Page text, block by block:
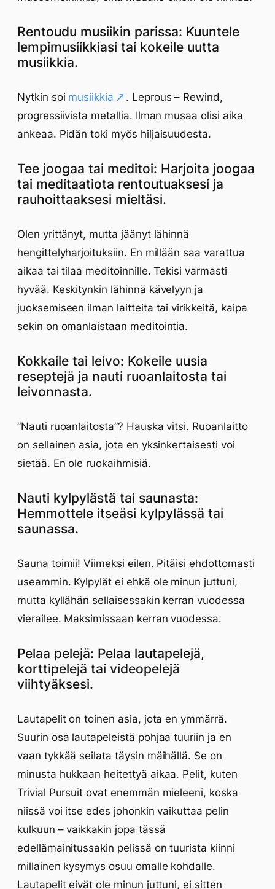
Rentoudu musiikin parissa: Kuuntele
lempimusiikkiasi tai kokeile uutta
musiikkia.
Nytkin soi musiikkia
. Leprous – Rewind,
progressiivista metallia. Ilman musaa olisi aika
ankeaa. Pidän toki myös hiljaisuudesta.
Tee joogaa tai meditoi: Harjoita joogaa
tai meditaatiota rentoutuaksesi ja
rauhoittaaksesi mieltäsi.
Olen yrittänyt, mutta jäänyt lähinnä
hengittelyharjoituksiin. En millään saa varattua
aikaa tai tilaa meditoinnille. Tekisi varmasti
hyvää. Keskitynkin lähinnä kävelyyn ja
juoksemiseen ilman laitteita tai virikkeitä, kaipa
sekin on omanlaistaan meditointia.
Kokkaile tai leivo: Kokeile uusia
reseptejä ja nauti ruoanlaitosta tai
leivonnasta.
”Nauti ruoanlaitosta”? Hauska vitsi. Ruoanlaitto
on sellainen asia, jota en yksinkertaisesti voi
sietää. En ole ruokaihmisiä.
Nauti kylpylästä tai saunasta:
Hemmottele itseäsi kylpylässä tai
saunassa.
Sauna toimii! Viimeksi eilen. Pitäisi ehdottomasti
useammin. Kylpylät ei ehkä ole minun juttuni,
mutta kyllähän sellaisessakin kerran vuodessa
vierailee. Maksimissaan kerran vuodessa.
Pelaa pelejä: Pelaa lautapelejä,
korttipelejä tai videopelejä
viihtyäksesi.
Lautapelit on toinen asia, jota en ymmärrä.
Suurin osa lautapeleistä pohjaa tuuriin ja en
vaan tykkää seilata täysin mäihällä. Se on
minusta hukkaan heitettyä aikaa. Pelit, kuten
Trivial Pursuit ovat enemmän mieleeni, koska
niissä voi itse edes johonkin vaikuttaa pelin
kulkuun – vaikkakin jopa tässä
edellämainitussakin pelissä on tuurista kiinni
millainen kysymys osuu omalle kohdalle.
Lautapelit eivät ole minun juttuni, ei sitten